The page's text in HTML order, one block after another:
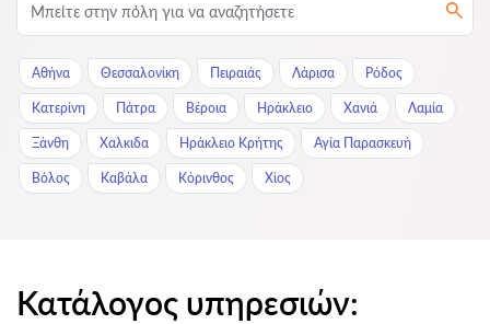
Αθήνα Θεσσαλονίκη Πειραιάς Λάρισα Ρόδος
Κατερίνη Πάτρα Βέροια Ηράκλειο Χανιά Λαμία
Ξάνθη Χαλκιδα Ηράκλειο Κρήτης Αγία Παρασκευή
Βόλος Καβάλα Κόρινθος Χίος
Κατάλογος υπηρεσιών: